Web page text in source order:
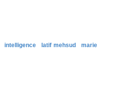
intelligence latif mehsud
marie